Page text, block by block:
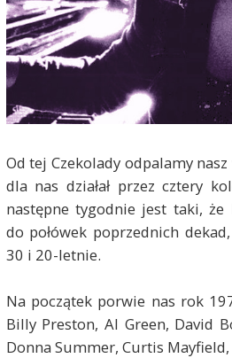
Od tej Czekolady odpalamy
dla nas działał przez cztery
następne tygodnie jest taki, że
do połówek poprzednich
30 i 20-letnie.
Na początek porwie nas rok
Billy Preston, Al Green, David
Donna Summer, Curtis Mayfield,